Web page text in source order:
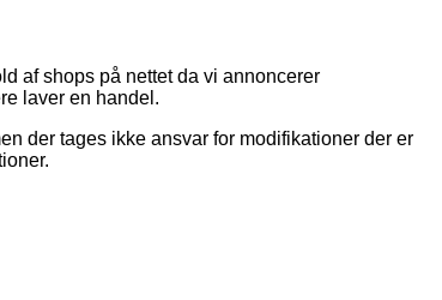
af shops på nettet da vi annoncerer
laver en handel.
der tages ikke ansvar for modifikationer der er